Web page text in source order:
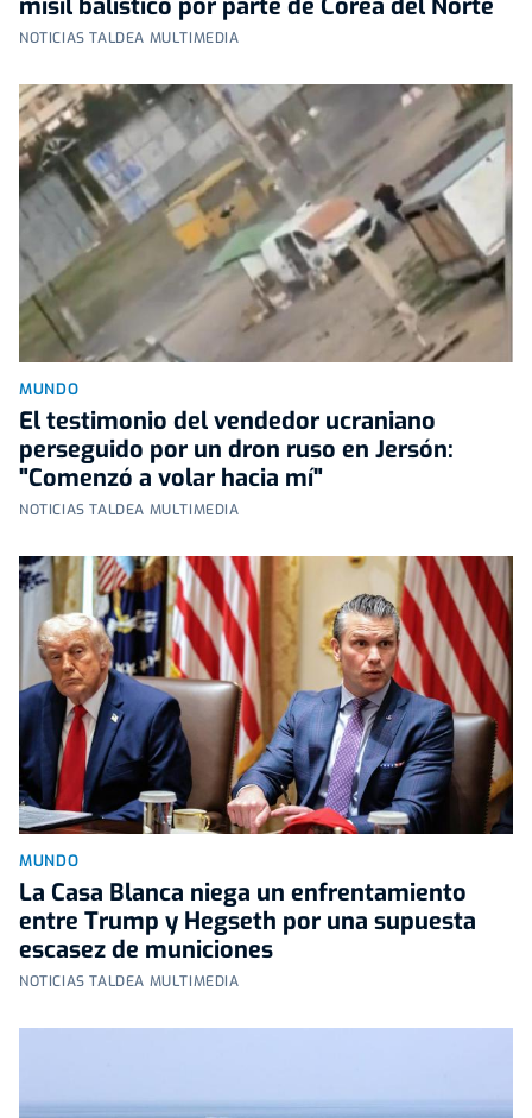
NOTICIAS TALDEA MULTIMEDIA
MUNDO
El testimonio del vendedor ucraniano
perseguido por un dron ruso en Jersón:
"Comenzó a volar hacia mí"
NOTICIAS TALDEA MULTIMEDIA
MUNDO
La Casa Blanca niega un enfrentamiento
entre Trump y Hegseth por una supuesta
escasez de municiones
NOTICIAS TALDEA MULTIMEDIA